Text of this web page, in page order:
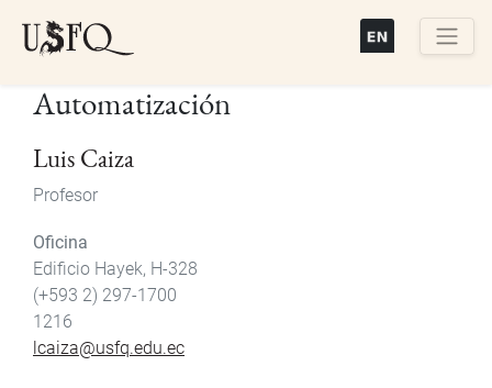
Automatización
Luis Caiza
Profesor
Oficina
Edificio Hayek, H-328
(+593 2) 297-1700
1216
lcaiza@usfq.edu.ec